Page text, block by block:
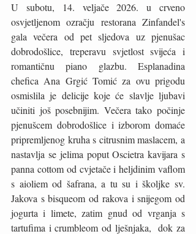
U subotu, 14. veljače 2026. u crveno
osvjetljenom ozračju restorana Zinfandel's
gala večera od pet sljedova uz pjenušac
dobrodošlice, treperavu svjetlost svijeća i
romantičnu piano glazbu. Esplanadina
chefica Ana Grgić Tomić za ovu prigodu
osmislila je delicije koje će slavlje ljubavi
učiniti još posebnijim. Večera tako počinje
pjenušcem dobrodošlice i izborom domaće
pripremljenog kruha s citrusnim maslacem, a
nastavlja se jelima poput Oscietra kavijara s
panna cottom od cvjetače i heljdinim vaflom
s aioliem od šafrana, a tu su i školjke sv.
Jakova s bisqueom od rakova i snijegom od
jogurta i limete, zatim gnud od vrganja s
tartufima i crumbleom od lješnjaka,  dok za